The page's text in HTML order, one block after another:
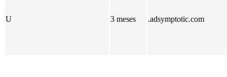
U 3 meses .adsymptotic.com